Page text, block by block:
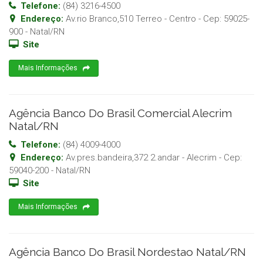
Telefone: (84) 3216-4500
Endereço: Av.rio Branco,510 Terreo - Centro - Cep: 59025-
900 - Natal/RN
Site
Mais Informações
Agência Banco Do Brasil Comercial Alecrim
Natal/RN
Telefone: (84) 4009-4000
Endereço: Av.pres.bandeira,372 2.andar - Alecrim - Cep:
59040-200 - Natal/RN
Site
Mais Informações
Agência Banco Do Brasil Nordestao Natal/RN